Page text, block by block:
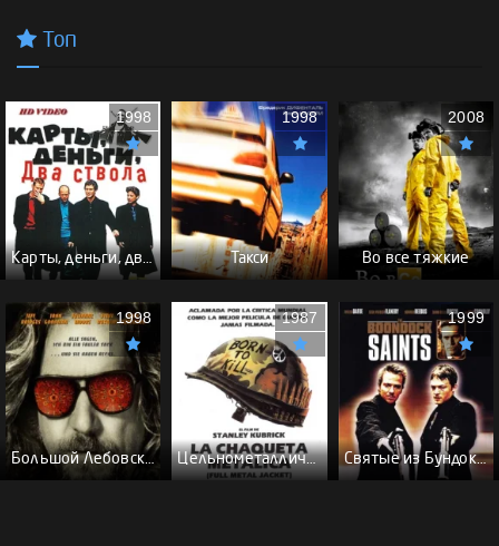
Топ
Карты, деньги, два ствола - (Перевод Гоблина)
1998
Такси
1998
Во все тяжкие
2008
Большой Лебовски - (Перевод Гоблина)
1998
Цельнометаллическая оболочка - (Перевод Гоблина)
1987
Святые из Бундока \ Святые из трущоб - (Перевод Гоблина)
1999